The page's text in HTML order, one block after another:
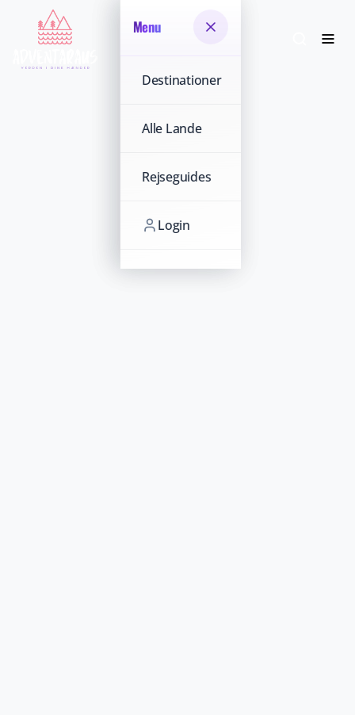
Menu
Destinationer
Alle Lande
Rejseguides
Login
Menu
Destinationer
Alle Lande
Rejseguides
Login